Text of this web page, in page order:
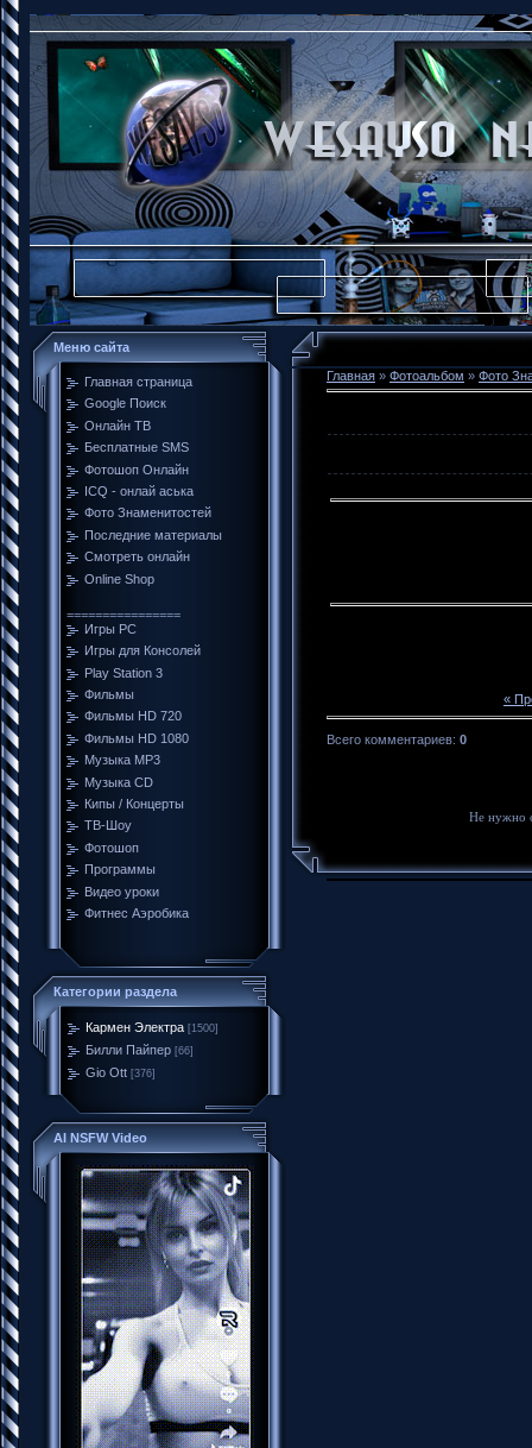
Меню сайта
Главная страница
Google Поиск
Онлайн ТВ
Бесплатные SMS
Фотошоп Онлайн
ICQ - онлай аська
Фото Знаменитостей
Последние материалы
Смотреть онлайн
Online Shop
================
Игры PC
Игры для Консолей
Play Station 3
Фильмы
Фильмы HD 720
Фильмы HD 1080
Музыка MP3
Музыка CD
Кипы / Концерты
ТВ-Шоу
Фотошоп
Программы
Видео уроки
Фитнес Аэробика
Категории раздела
Кармен Электра [1500]
Билли Пайпер [66]
Gio Ott [376]
AI NSFW Video
Главная » Фотоальбом » Фото
«
Всего комментариев: 0
Не нужно